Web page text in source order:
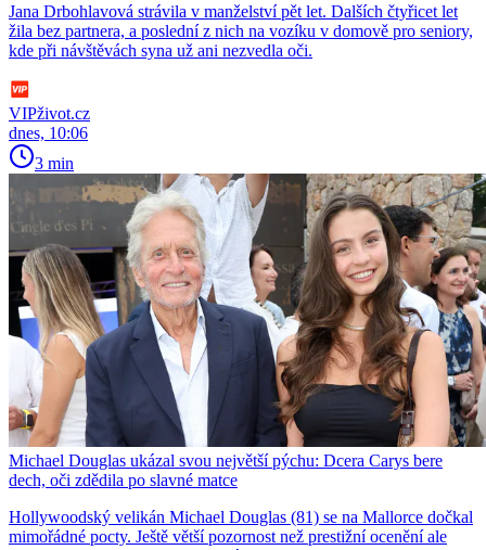
Jana Drbohlavová strávila v manželství pět let. Dalších čtyřicet let
žila bez partnera, a poslední z nich na vozíku v domově pro seniory,
kde při návštěvách syna už ani nezvedla oči.
VIPživot.cz
dnes, 10:06
3 min
Michael Douglas ukázal svou největší pýchu: Dcera Carys bere
dech, oči zdědila po slavné matce
Hollywoodský velikán Michael Douglas (81) se na Mallorce dočkal
mimořádné pocty. Ještě větší pozornost než prestižní ocenění ale